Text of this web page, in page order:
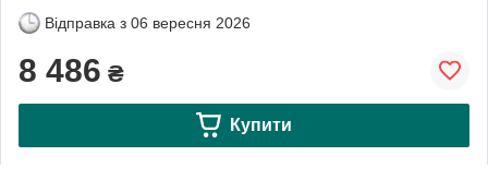
Відправка з 06 вересня 2026
8 486 ₴
Купити